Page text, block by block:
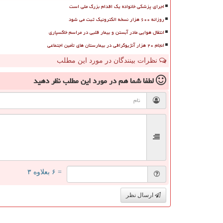
اجرای پزشکی خانواده یک اقدام بزرگ ملی است
روزانه ۶۰۰ هزار نسخه الکترونیک ثبت می شود
انتقال هوایی مادر آبستن و بیمار قلبی در مراسم خاکسپاری
انجام ۲۰ هزار آنژیوگرافی در بیمارستان های تأمین اجتماعی
نظرات بینندگان در مورد این مطلب
لطفا شما همدر مورد این مطلبنظر دهید
= ۶ بعلاوه ۳
ارسال نظر